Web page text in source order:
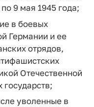
9 мая 1945 года;
в боевых
Германии и ее
отрядов,
Отечественной
государств;
уволенные в